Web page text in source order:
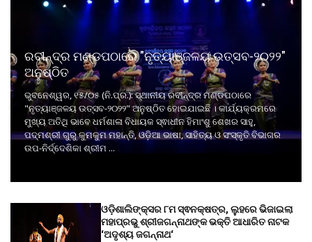
ରବୀନ୍ଦ୍ର ମଣ୍ଡପଠାରେ "ନୃତ୍ୟାଞ୍ଜଳୟ ଉତ୍ସବ-୨୦୨୨"
ଅନୁଷ୍ଠିତ
ଭୁବନେଶ୍ୱର, ୧୫/୦୫ (ନି.ପ୍ର.): ସ୍ଥାନୀୟ ରବୀନ୍ଦ୍ର ମଣ୍ଡପଠାରେ
"ନୃତ୍ୟାଞ୍ଜଳୟ ଉତ୍ସବ-୨୦୨୨" ଅନୁଷ୍ଠିତ ହୋଇଯାଇଛି । କାର୍ଯ୍ୟକ୍ରମରେ
ମୁଖ୍ୟ ଅତିଥି ଭାବେ ଧର୍ମଶାଳା ବିଧାୟକ ସ୍ଵାଧୀନ ହିମାଂଶୁ ଶେଖର ସାହୁ,
ପଦ୍ମଶ୍ରୀ ଗୁରୁ କୁମକୁମ ମହାନ୍ତି, ଓଡ଼ିଆ ଭାଷା, ସାହିତ୍ୟ ଓ ସଂସ୍କୃତି ବିଭାଗର
ଉପ-ନିର୍ଦ୍ଦେଶିକା ଶ୍ରୀମ ...
ଓଡ଼ିଶାଲିଙ୍କ୍ସର ୮ମ ସ୍ଵନକ୍ଷତ୍ର, ଲୁହରେ ଭିଜାଇଲା
ମହାପ୍ରଭୁ ଶ୍ରୀଜଗନ୍ନାଥଙ୍କ ଭକ୍ତି ଆଧାରିତ ନାଟକ
‘ଅଦୃଶ୍ୟ ଜଗନ୍ନାଥ‘